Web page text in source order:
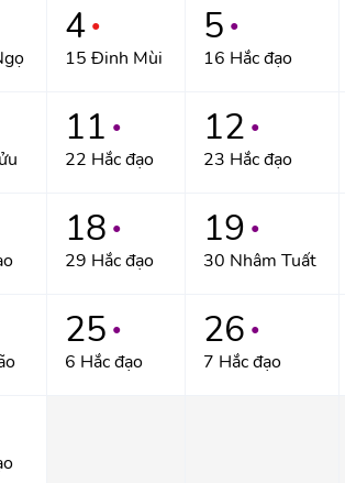
4 ●
15 Đinh Mùi
5 ●
16 Hắc đạo
11 ●
22 Hắc đạo
12 ●
23 Hắc đạo
18 ●
29 Hắc đạo
19 ●
30 Nhâm Tuất
25 ●
6 Hắc đạo
26 ●
7 Hắc đạo